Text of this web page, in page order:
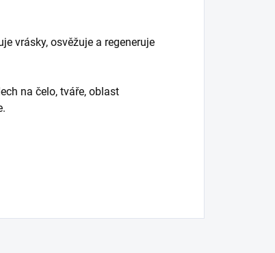
vrásky, osvěžuje a regeneruje
na čelo, tváře, oblast